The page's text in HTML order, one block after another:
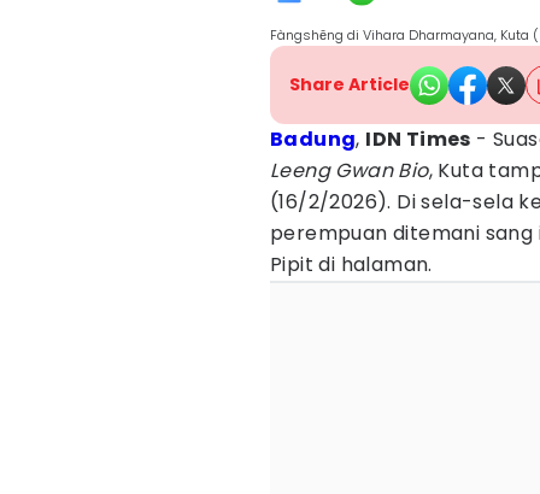
Fàngshēng di Vihara Dharmayana, Kuta
Share Article
Badung, IDN Times -
Leeng Gwan Bio, Kuta
(16/2/2026). Di sela-sela
perempuan ditemani sang
Pipit di halaman.